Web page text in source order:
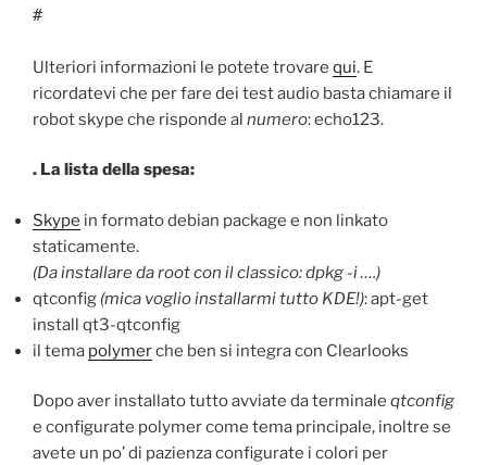
#
Ulteriori informazioni le potete trovare qui. E
ricordatevi che per fare dei test audio basta chiamare il
robot skype che risponde al numero: echo123.
. La lista della spesa:
Skype in formato debian package e non linkato
staticamente.
(Da installare da root con il classico: dpkg -i ….)
qtconfig (mica voglio installarmi tutto KDE!): apt-get
install qt3-qtconfig
il tema polymerche ben si integra con Clearlooks
Dopo aver installato tutto avviate da terminale qtconfig
e configurate polymer come tema principale, inoltre se
avete un po’ di pazienza configurate i colori per